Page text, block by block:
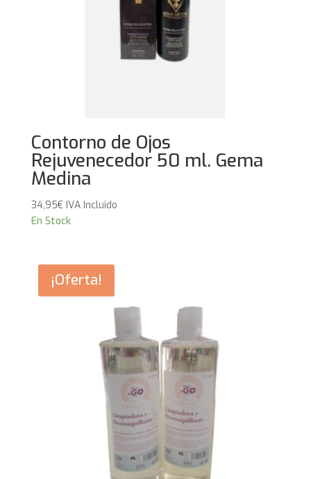
Contorno de Ojos
Rejuvenecedor 50 ml. Gema
Medina
34,95€ IVA Incluido
En Stock
¡Oferta!